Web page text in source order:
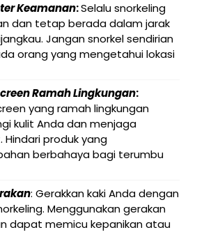
Keamanan:Selalu snorkeling
dan tetap berada dalam jarak
Jangan snorkel sendirian
orang yang mengetahui lokasi
Ramah Lingkungan:
yang ramah lingkungan
kulit Anda dan menjaga
produk yang
berbahaya bagi terumbu
: Gerakkan kaki Anda dengan
Menggunakan gerakan
dapat memicu kepanikan atau